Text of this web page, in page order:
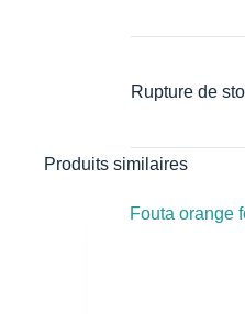
Rupture de
Produits similaires